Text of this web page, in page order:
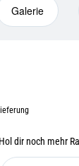
Galerie
Hol dir noch mehr